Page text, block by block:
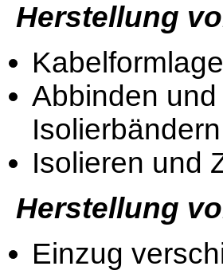
Herstellung
Abbinden
Isolierbändern
Isolieren und
Herstellung
Einzug